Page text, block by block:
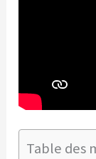
Table des